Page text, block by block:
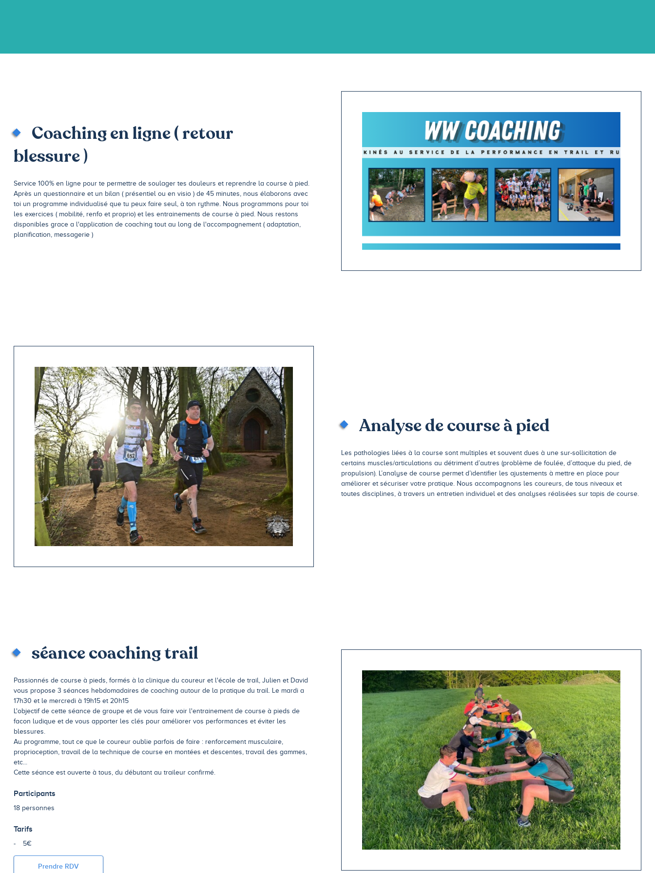
Coaching en ligne ( retour
blessure )
Service 100% en ligne pour te permettre de soulager tes douleurs et reprendre la course à pied.
Après un questionnaire et un bilan ( présentiel ou en visio ) de 45 minutes, nous élaborons avec
toi un programme individualisé que tu peux faire seul, à ton rythme. Nous programmons pour toi
les exercices ( mobilité, renfo et proprio) et les entrainements de course à pied. Nous restons
disponibles grace a l'application de coaching tout au long de l'accompagnement ( adaptation,
planification, messagerie )
Analyse de course à pied
Les pathologies liées à la course sont multiples et souvent dues à une sur-sollicitation de
certains muscles/articulations au détriment d’autres (problème de foulée, d’attaque du pied, de
propulsion). L’analyse de course permet d’identifier les ajustements à mettre en place pour
améliorer et sécuriser votre pratique. Nous accompagnons les coureurs, de tous niveaux et
toutes disciplines, à travers un entretien individuel et des analyses réalisées sur tapis de course.
séance coaching trail
Passionnés de course à pieds, formés à la clinique du coureur et l'école de trail, Julien et David
vous propose 3 séances hebdomadaires de coaching autour de la pratique du trail. Le mardi a
17h30 et le mercredi à 19h15 et 20h15
L'objectif de cette séance de groupe et de vous faire voir l'entrainement de course à pieds de
facon ludique et de vous apporter les clés pour améliorer vos performances et éviter les
blessures.
Au programme, tout ce que le coureur oublie parfois de faire : renforcement musculaire,
proprioception, travail de la technique de course en montées et descentes, travail des gammes,
etc...
Cette séance est ouverte à tous, du débutant au traileur confirmé.
Participants
18 personnes
Tarifs
5€
Prendre RDV